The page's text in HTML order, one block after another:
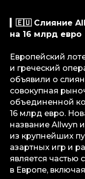
▎🇪🇺 Слияние
на 16 млрд евро
Европейский
и греческий
объявили о
совокупная
объединенной
16 млрд евро.
название Allwyn
из крупнейших
азартных игр и
является частью
в Европе,